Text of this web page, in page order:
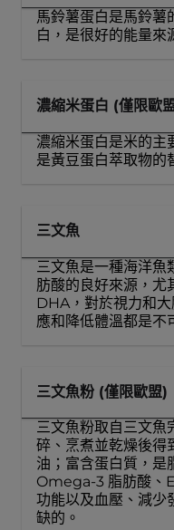
馬鈴薯蛋白是馬鈴薯
白，是很好的能量來
濃縮米蛋白 (僅限歐
濃縮米蛋白是米的主
是黃豆蛋白萃取物的
三文魚
三文魚是一種海洋魚
肪酸的良好來源，
DHA，對於視力和
應和降低體溫都是不
三文魚粉 (僅限歐盟)
三文魚粉取自三文魚
碎、烹煮並乾燥後得
油；富含蛋白質，是
Omega-3 脂肪酸、
功能以及血壓、減少
缺的。